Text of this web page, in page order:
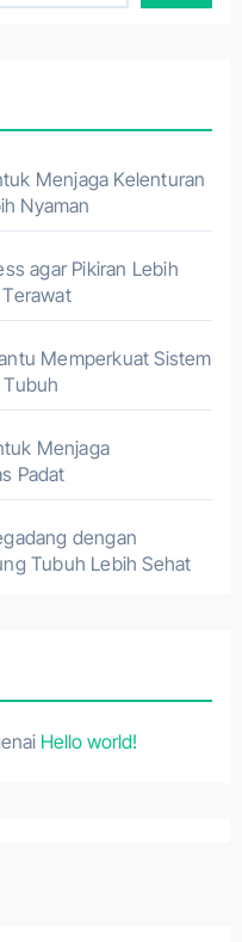
Menjaga Kelenturan
Nyaman
agar Pikiran Lebih
Memperkuat Sistem
Menjaga
Padat
dengan
Tubuh Lebih Sehat
Hello world!